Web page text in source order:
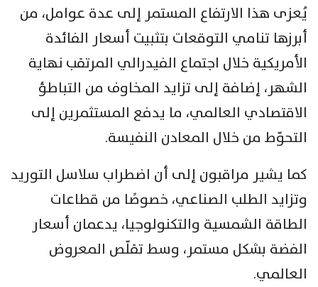
يُعزى هذا الارتفاع المستمر إلى عدة عوامل، من
أبرزها تنامي التوقعات بتثبيت أسعار الفائدة
الأمريكية خلال اجتماع الفيدرالي المرتقب نهاية
الشهر، إضافة إلى تزايد المخاوف من التباطؤ
الاقتصادي العالمي، ما يدفع المستثمرين إلى
التحوّط من خلال المعادن النفيسة.
كما يشير مراقبون إلى أن اضطراب سلاسل التوريد
وتزايد الطلب الصناعي، خصوصًا من قطاعات
الطاقة الشمسية والتكنولوجيا، يدعمان أسعار
الفضة بشكل مستمر، وسط تقلّص المعروض
العالمي.